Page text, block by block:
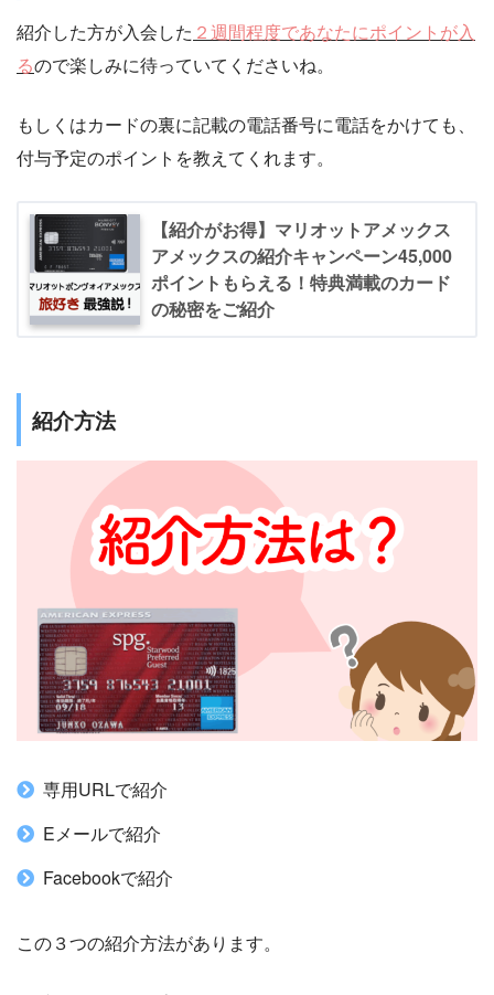
紹介した方が入会した ２週間程度であなたにポイントが入
るので楽しみに待っていてくださいね。
もしくはカードの裏に記載の電話番号に電話をかけても、
付与予定のポイントを教えてくれます。
【紹介がお得】マリオットアメックス
アメックスの紹介キャンペーン45,000
ポイントもらえる！特典満載のカード
の秘密をご紹介
紹介方法
専用URLで紹介
Eメールで紹介
Facebookで紹介
この３つの紹介方法があります。